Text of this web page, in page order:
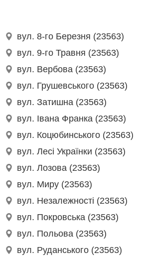
вул. 8-го Березня (23563)
вул. 9-го Травня (23563)
вул. Вербова (23563)
вул. Грушевського (23563)
вул. Затишна (23563)
вул. Івана Франка (23563)
вул. Коцюбинського (23563)
вул. Лесі Українки (23563)
вул. Лозова (23563)
вул. Миру (23563)
вул. Незалежності (23563)
вул. Покровська (23563)
вул. Польова (23563)
вул. Руданського (23563)